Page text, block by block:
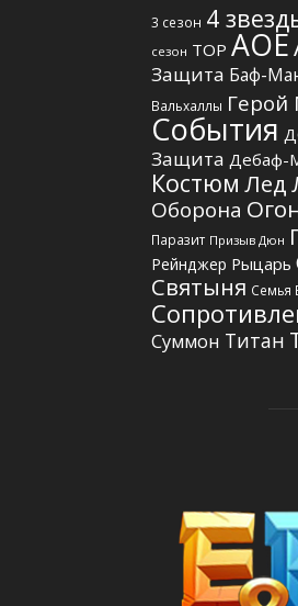
3 сезон 4
сезон TOP АОЕ
Защита Баф-
Вальхаллы Герой
События
Защита Дебаф-
Костюм Лед
Оборона
Паразит Призыв Дюн
Рейнджер Рыцарь
Святыня Семья
Суммон Титан